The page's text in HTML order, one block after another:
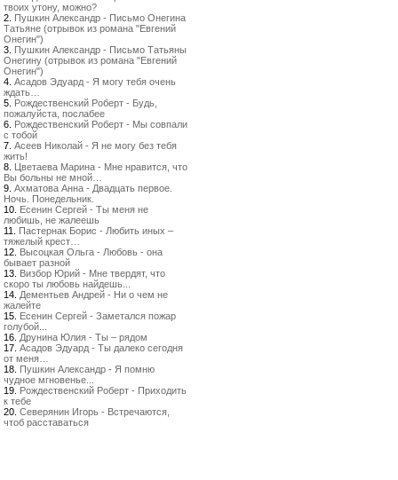
твоих утону, можно?
2. Пушкин Александр - Письмо Онегина
Татьяне (отрывок из романа "Евгений
Онегин")
3. Пушкин Александр - Письмо Татьяны
Онегину (отрывок из романа "Евгений
Онегин")
4. Асадов Эдуард - Я могу тебя очень
ждать…
5. Рождественский Роберт - Будь,
пожалуйста, послабее
6. Рождественский Роберт - Мы совпали
с тобой
7. Асеев Николай - Я не могу без тебя
жить!
8. Цветаева Марина - Мне нравится, что
Вы больны не мной…
9. Ахматова Анна - Двадцать первое.
Ночь. Понедельник.
10. Есенин Сергей - Ты меня не
любишь, не жалеешь
11. Пастернак Борис - Любить иных –
тяжелый крест…
12. Высоцкая Ольга - Любовь - она
бывает разной
13. Визбор Юрий - Мне твердят, что
скоро ты любовь найдешь...
14. Дементьев Андрей - Ни о чем не
жалейте
15. Есенин Сергей - Заметался пожар
голубой...
16. Друнина Юлия - Ты – рядом
17. Асадов Эдуард - Ты далеко сегодня
от меня…
18. Пушкин Александр - Я помню
чудное мгновенье...
19. Рождественский Роберт - Приходить
к тебе
20. Северянин Игорь - Встречаются,
чтоб расставаться